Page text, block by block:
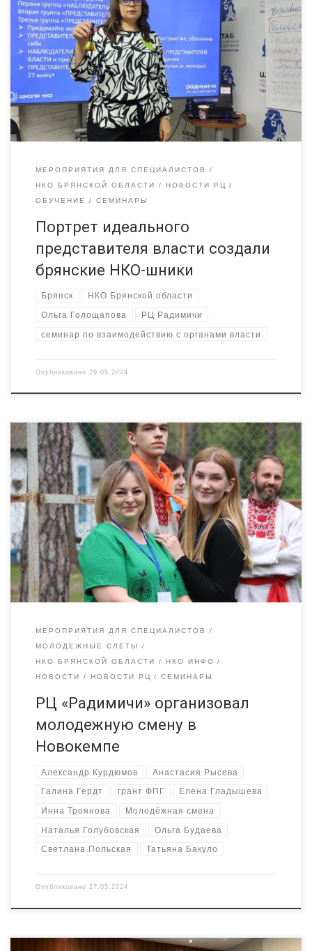
которыми должен обладать чиновник, поставила перед
участниками семинара Ольга Голощапова. Семинар состоялся
в Штабе общественной поддержки Брянской области рамках
проекта «Ресурсный центр «Радимичи» — системное
сотрудничество для устойчивого развития институтов
гражданского общества». Полтора десятка представителей
некоммерческого сектора Брянщины несколько часов
разбирались с тем, как […]
МЕРОПРИЯТИЯ ДЛЯ СПЕЦИАЛИСТОВ
НКО БРЯНСКОЙ ОБЛАСТИ
НОВОСТИ РЦ
ОБУЧЕНИЕ
СЕМИНАРЫ
Портрет идеального
представителя власти создали
брянские НКО-шники
Брянск НКО Брянской области
Ольга Голощапова РЦ Радимичи
семинар по взаимодействию с органами власти
Опубликовано 29.05.2024
Семидневная инструктивная методическая смена (ИМС) для
будущих вожатых для детских оздоровительных лагерей
Брянщины состоялась в «Новокемпе». На дружественной
площадке встретились студенты профессионально-
педагогических колледжей, волонтёры, педагоги, сотрудники
«Радимичей», вожатые. За неделю участникам удалось очень
плотно поработать над такими темами, как толерантность,
конфликты во время отдыха детей, причины, пути их решения,
особенности […]
МЕРОПРИЯТИЯ ДЛЯ СПЕЦИАЛИСТОВ
МОЛОДЕЖНЫЕ СЛЕТЫ
НКО БРЯНСКОЙ ОБЛАСТИ
НКО ИНФО
НОВОСТИ
НОВОСТИ РЦ СЕМИНАРЫ
РЦ «Радимичи» организовал
молодежную смену в
Новокемпе
Александр Курдюмов Анастасия Рысева
Галина Гердт грант ФПГ Елена Гладышева
Инна Троянова Молодёжная смена
Наталья Голубовская Ольга Будаева
Светлана Польская Татьяна Бакуло
Опубликовано 27.05.2024